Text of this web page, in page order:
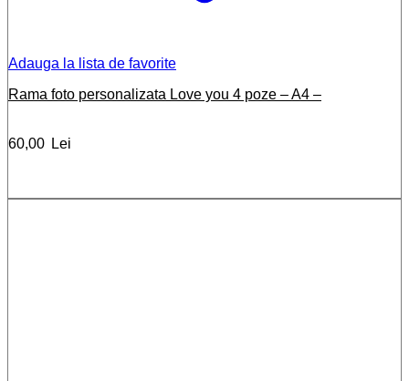
Adauga la lista de favorite
Rama foto personalizata Love you 4 poze – A4 –
60,00 Lei